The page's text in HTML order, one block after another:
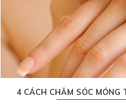
4 CÁCH CHĂM SÓC MÓNG